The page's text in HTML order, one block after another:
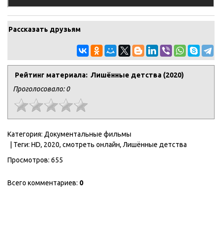
Рассказать друзьям
Рейтинг материала: Лишённые детства (2020)
Проголосовало:0
Категория: Документальные фильмы
| Теги: HD, 2020, смотреть онлайн, Лишённые детства
Просмотров: 655
Всего комментариев: 0